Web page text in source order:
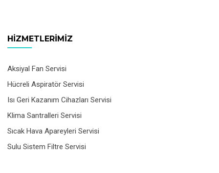
HIZMETLERIMIZ
Aksiyal Fan Servisi
Hücreli Aspiratör Servisi
Isı Geri Kazanım Cihazları Servisi
Klima Santralleri Servisi
Sıcak Hava Apareyleri Servisi
Sulu Sistem Filtre Servisi